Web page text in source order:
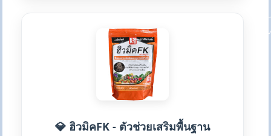
💎 ฮิวมิคFK - ตัวช่วยเสริมพื้นฐาน